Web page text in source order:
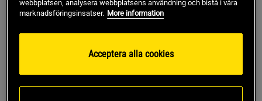
Lägg i varukorgen
webbplatsen, analysera webbplatsens användning och bistå i våra
marknadsföringsinsatser. More information
Acceptera alla cookies